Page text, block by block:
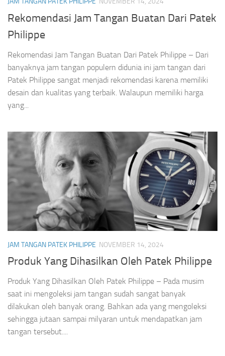
Rekomendasi Jam Tangan Buatan Dari Patek
Philippe
Rekomendasi Jam Tangan Buatan Dari Patek Philippe – Dari
banyaknya jam tangan populern didunia ini jam tangan dari
Patek Philippe sangat menjadi rekomendasi karena memiliki
desain dan kualitas yang terbaik. Walaupun memiliki harga
yang...
JAM TANGAN PATEK PHILIPPE NOVEMBER 14, 2024
Produk Yang Dihasilkan Oleh Patek Philippe
Produk Yang Dihasilkan Oleh Patek Philippe – Pada musim
saat ini mengoleksi jam tangan sudah sangat banyak
dilakukan oleh banyak orang. Bahkan ada yang mengoleksi
sehingga jutaan sampai milyaran untuk mendapatkan jam
tangan tersebut....